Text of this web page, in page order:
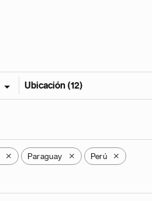
Ubicación (12)
X Paraguay X Perú X